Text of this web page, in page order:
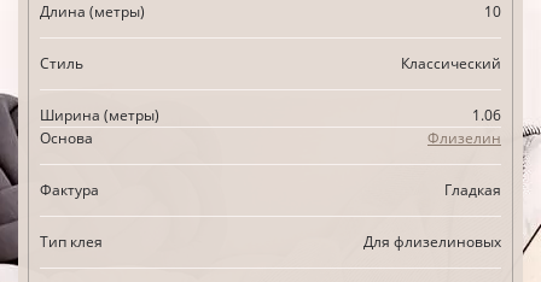
Длина (метры) 10
Стиль Классический
Ширина (метры)
1.06
Основа
Флизелин
Фактура Гладкая
Тип клея Для флизелиновых